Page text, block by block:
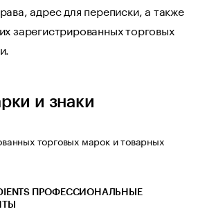
адрес для переписки, а также
зарегистрированных торговых
и знаки
торговых марок и товарных
ПРОФЕССИОНАЛЬНЫЕ